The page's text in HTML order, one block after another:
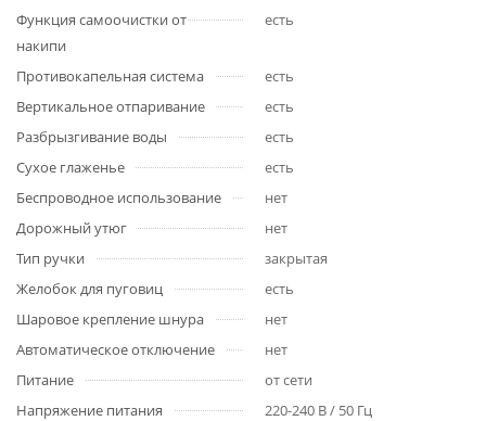
Функция самоочистки от
накипи
есть
Противокапельная система
есть
Вертикальное отпаривание
есть
Разбрызгивание воды
есть
Сухое глаженье
есть
Беспроводное использование
нет
Дорожный утюг
нет
Тип ручки
закрытая
Желобок для пуговиц
есть
Шаровое крепление шнура
нет
Автоматическое отключение
нет
Питание
от сети
Напряжение питания
220-240 В / 50 Гц